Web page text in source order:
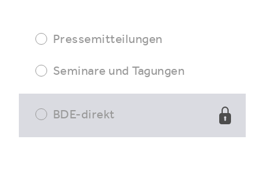
Pressemitteilungen
Seminare und Tagungen
BDE-direkt